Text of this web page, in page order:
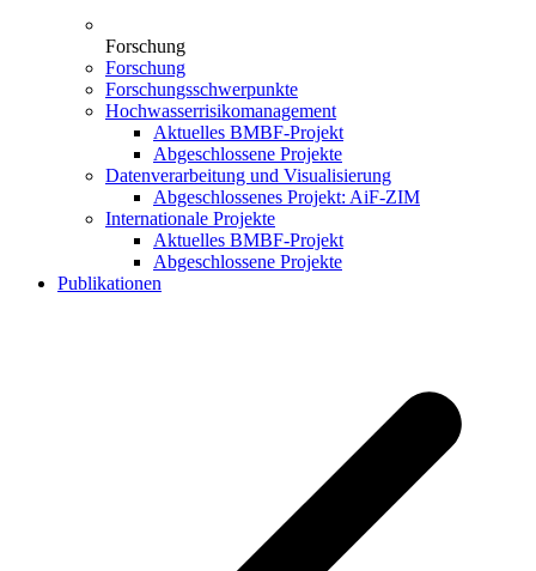
Forschung
Forschung
Forschungsschwerpunkte
Hochwasserrisikomanagement
Aktuelles BMBF-Projekt
Abgeschlossene Projekte
Datenverarbeitung und Visualisierung
Abgeschlossenes Projekt: AiF-ZIM
Internationale Projekte
Aktuelles BMBF-Projekt
Abgeschlossene Projekte
Publikationen